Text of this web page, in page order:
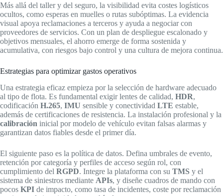
Más allá del taller y del seguro, la visibilidad evita costes logísticos
ocultos, como esperas en muelles o rutas subóptimas. La evidencia
visual apoya reclamaciones a terceros y ayuda a negociar con
proveedores de servicios. Con un plan de despliegue escalonado y
objetivos mensuales, el ahorro emerge de forma sostenida y
acumulativa, con riesgos bajo control y una cultura de mejora continua.
Estrategias para optimizar gastos operativos
Una estrategia eficaz empieza por la selección de hardware adecuado
al tipo de flota. Es fundamental exigir lentes de calidad, HDR,
codificación H.265, IMU sensible y conectividad LTE estable,
además de certificaciones de resistencia. La instalación profesional y la
calibración inicial por modelo de vehículo evitan falsas alarmas y
garantizan datos fiables desde el primer día.
El siguiente paso es la política de datos. Defina umbrales de evento,
retención por categoría y perfiles de acceso según rol, con
cumplimiento del RGPD. Integre la plataforma con su TMS y el
sistema de siniestros mediante APIs, y diseñe cuadros de mando con
pocos KPI de impacto, como tasa de incidentes, coste por reclamación